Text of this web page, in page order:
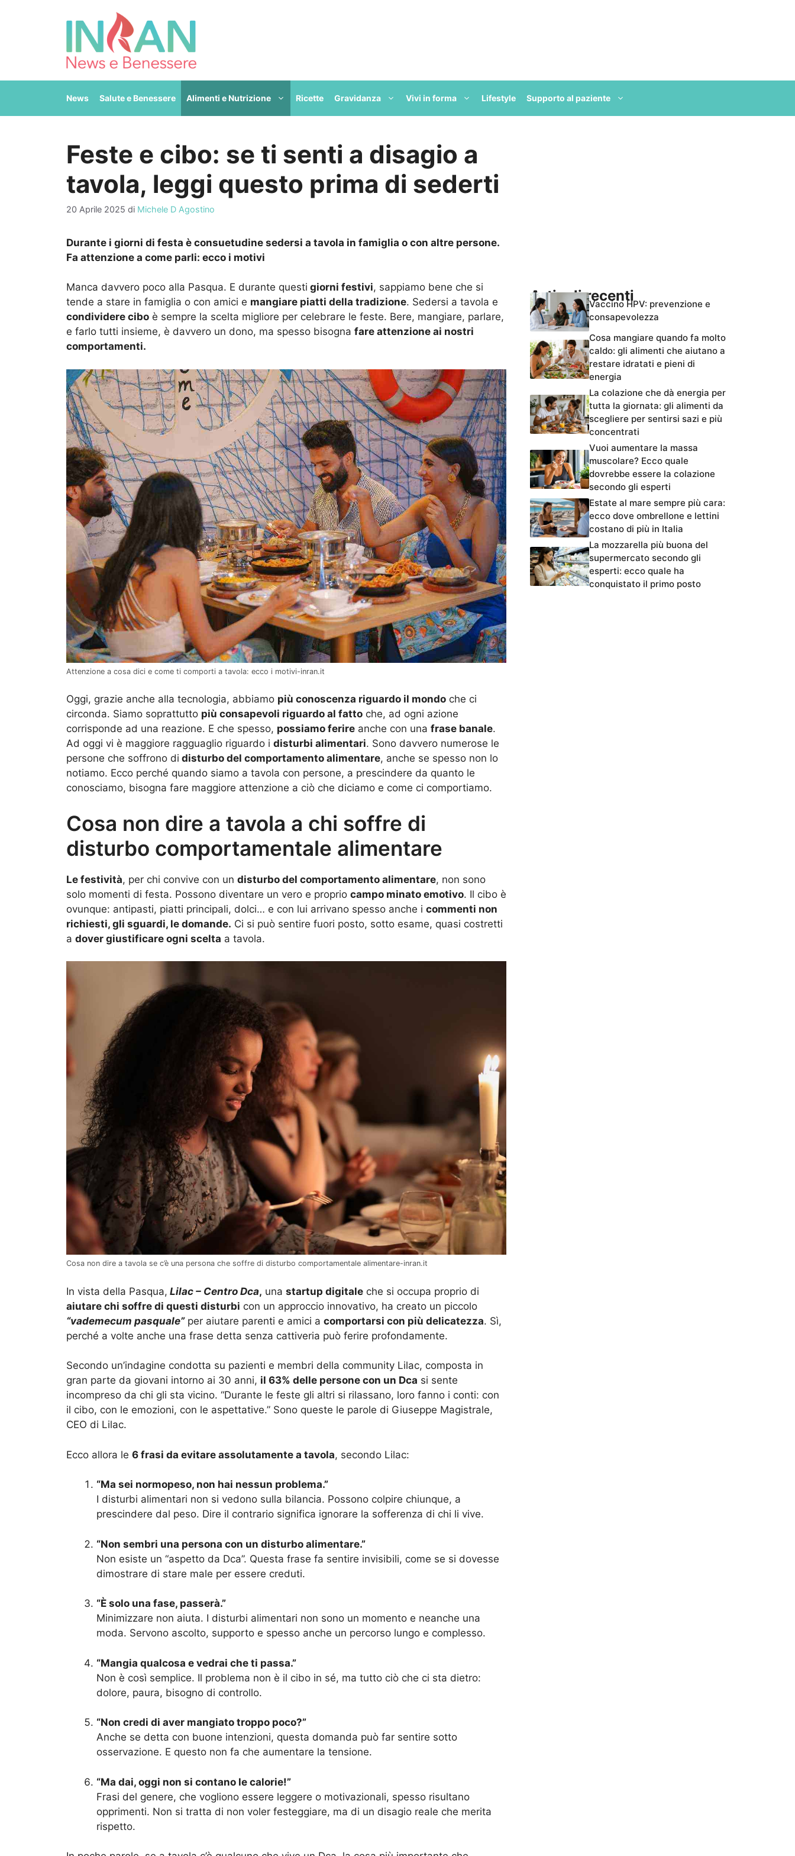
News Salute e Benessere Alimenti e Nutrizione Ricette Gravidanza Vivi in forma Lifestyle Supporto al paziente
Feste e cibo: se ti senti a disagio a
tavola, leggi questo prima di sederti
20 Aprile 2025 di Michele D Agostino
Durante i giorni di festa è consuetudine sedersi a tavola in famiglia o con altre persone.
Fa attenzione a come parli: ecco i motivi
Manca davvero poco alla Pasqua. E durante questi giorni festivi, sappiamo bene che si
tende a stare in famiglia o con amici e mangiare piatti della tradizione. Sedersi a tavola e
condividere cibo è sempre la scelta migliore per celebrare le feste. Bere, mangiare, parlare,
e farlo tutti insieme, è davvero un dono, ma spesso bisogna fare attenzione ai nostri
comportamenti.
Attenzione a cosa dici e come ti comporti a tavola: ecco i motivi-inran.it
Oggi, grazie anche alla tecnologia, abbiamo più conoscenza riguardo il mondo che ci
circonda. Siamo soprattutto più consapevoli riguardo al fatto che, ad ogni azione
corrisponde ad una reazione. E che spesso, possiamo ferire anche con una frase banale.
Ad oggi vi è maggiore ragguaglio riguardo i disturbi alimentari. Sono davvero numerose le
persone che soffrono di disturbo del comportamento alimentare, anche se spesso non lo
notiamo. Ecco perché quando siamo a tavola con persone, a prescindere da quanto le
conosciamo, bisogna fare maggiore attenzione a ciò che diciamo e come ci comportiamo.
Cosa non dire a tavola a chi soffre di
disturbo comportamentale alimentare
Le festività, per chi convive con un disturbo del comportamento alimentare, non sono
solo momenti di festa. Possono diventare un vero e proprio campo minato emotivo. Il cibo è
ovunque: antipasti, piatti principali, dolci… e con lui arrivano spesso anche i commenti non
richiesti, gli sguardi, le domande. Ci si può sentire fuori posto, sotto esame, quasi costretti
a dover giustificare ogni scelta a tavola.
Cosa non dire a tavola se c’è una persona che soffre di disturbo comportamentale alimentare-inran.it
In vista della Pasqua, Lilac – Centro Dca, una startup digitale che si occupa proprio di
aiutare chi soffre di questi disturbi con un approccio innovativo, ha creato un piccolo
“vademecum pasquale” per aiutare parenti e amici a comportarsi con più delicatezza. Sì,
perché a volte anche una frase detta senza cattiveria può ferire profondamente.
Secondo un’indagine condotta su pazienti e membri della community Lilac, composta in
gran parte da giovani intorno ai 30 anni, il 63% delle persone con un Dca si sente
incompreso da chi gli sta vicino. “Durante le feste gli altri si rilassano, loro fanno i conti: con
il cibo, con le emozioni, con le aspettative.” Sono queste le parole di Giuseppe Magistrale,
CEO di Lilac.
Ecco allora le 6 frasi da evitare assolutamente a tavola, secondo Lilac:
“Ma sei normopeso, non hai nessun problema.”
I disturbi alimentari non si vedono sulla bilancia. Possono colpire chiunque, a
prescindere dal peso. Dire il contrario significa ignorare la sofferenza di chi li vive.
“Non sembri una persona con un disturbo alimentare.”
Non esiste un “aspetto da Dca”. Questa frase fa sentire invisibili, come se si dovesse
dimostrare di stare male per essere creduti.
“È solo una fase, passerà.”
Minimizzare non aiuta. I disturbi alimentari non sono un momento e neanche una
moda. Servono ascolto, supporto e spesso anche un percorso lungo e complesso.
“Mangia qualcosa e vedrai che ti passa.”
Non è così semplice. Il problema non è il cibo in sé, ma tutto ciò che ci sta dietro:
dolore, paura, bisogno di controllo.
“Non credi di aver mangiato troppo poco?”
Anche se detta con buone intenzioni, questa domanda può far sentire sotto
osservazione. E questo non fa che aumentare la tensione.
“Ma dai, oggi non si contano le calorie!”
Frasi del genere, che vogliono essere leggere o motivazionali, spesso risultano
opprimenti. Non si tratta di non voler festeggiare, ma di un disagio reale che merita
rispetto.
Articoli recentiVaccino HPV: prevenzione e
consapevolezza
Cosa mangiare quando fa molto
caldo: gli alimenti che aiutano a
restare idratati e pieni di
energia
La colazione che dà energia per
tutta la giornata: gli alimenti da
scegliere per sentirsi sazi e più
concentrati
Vuoi aumentare la massa
muscolare? Ecco quale
dovrebbe essere la colazione
secondo gli esperti
Estate al mare sempre più cara:
ecco dove ombrellone e lettini
costano di più in Italia
La mozzarella più buona del
supermercato secondo gli
esperti: ecco quale ha
conquistato il primo posto